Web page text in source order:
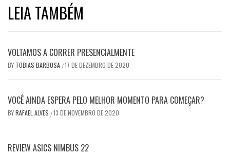
LEIA TAMBÉM
VOLTAMOS A CORRER PRESENCIALMENTE
BY TOBIAS BARBOSA /17 DE DEZEMBRO DE 2020
VOCÊ AINDA ESPERA PELO MELHOR MOMENTO PARA COMEÇAR?
BYRAFAEL ALVES /13 DE NOVEMBRO DE 2020
REVIEW ASICS NIMBUS 22